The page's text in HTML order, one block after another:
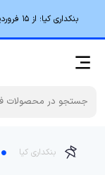
بنکداری کیا؛ از ۱۵ فروردین تا ۱۵ خرداد، خرید بالای 50میلیون تومان رایگان شد!
بنکداری کیا